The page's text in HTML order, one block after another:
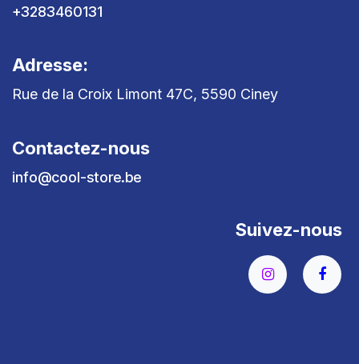
+3283460131
Adresse:
Rue de la Croix Limont 47C, 5590 Ciney
Contactez-nous
info@cool-store.be
Suivez-nous